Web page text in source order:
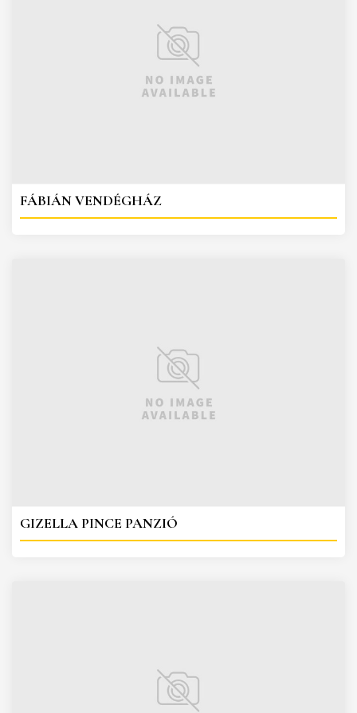
FÁBIÁN VENDÉGHÁZ
GIZELLA PINCE PANZIÓ